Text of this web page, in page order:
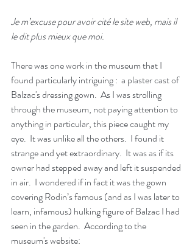
Je m’excuse pour avoir cité le site web, mais il
le dit plus mieux que moi.
There was one work in the museum that I
found particularly intriguing :  a plaster cast of
Balzac's dressing gown.  As I was strolling
through the museum, not paying attention to
anything in particular, this piece caught my
eye.  It was unlike all the others.  I found it
strange and yet extraordinary.  It was as if its
owner had stepped away and left it suspended
in air.  I wondered if in fact it was the gown
covering Rodin’s famous (and as I was later to
learn, infamous) hulking figure of Balzac I had
seen in the garden.  According to the
museum's website: